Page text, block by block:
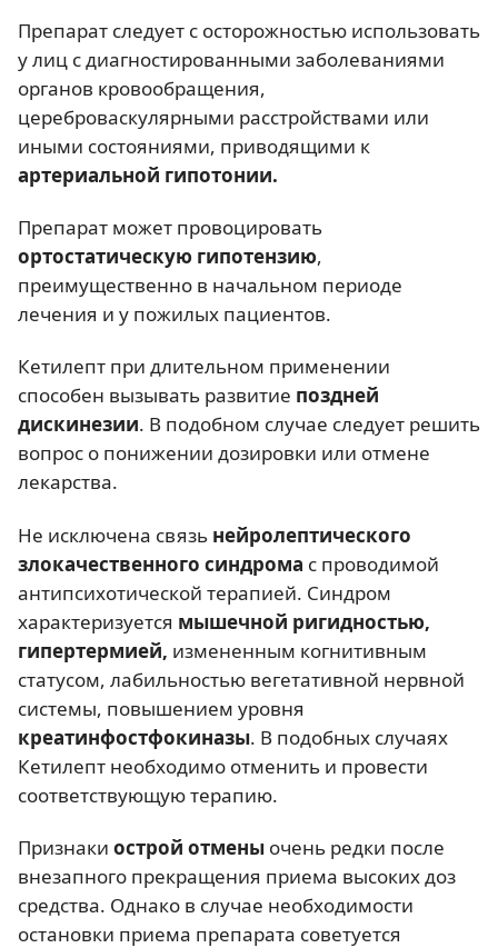
Препарат следует с осторожностью использовать
у лиц с диагностированными заболеваниями
органов кровообращения,
цереброваскулярными расстройствами или
иными состояниями, приводящими к
артериальной гипотонии.
Препарат может провоцировать
ортостатическую гипотензию,
преимущественно в начальном периоде
лечения и у пожилых пациентов.
Кетилепт при длительном применении
способен вызывать развитие поздней
дискинезии. В подобном случае следует решить
вопрос о понижении дозировки или отмене
лекарства.
Не исключена связь нейролептического
злокачественного синдрома с проводимой
антипсихотической терапией. Синдром
характеризуется мышечной ригидностью,
гипертермией, измененным когнитивным
статусом, лабильностью вегетативной нервной
системы, повышением уровня
креатинфостфокиназы. В подобных случаях
Кетилепт необходимо отменить и провести
соответствующую терапию.
Признаки острой отмены очень редки после
внезапного прекращения приема высоких доз
средства. Однако в случае необходимости
остановки приема препарата советуется